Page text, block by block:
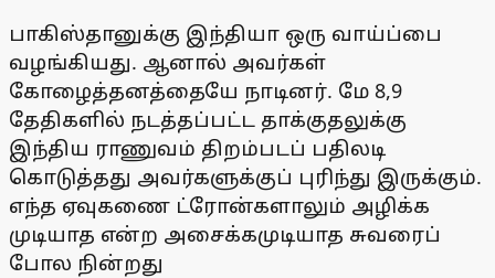
பாகிஸ்தானுக்கு இந்தியா ஒரு வாய்ப்பை
வழங்கியது. ஆனால் அவர்கள்
கோழைத்தனத்தையே நாடினர். மே 8,9
தேதிகளில் நடத்தப்பட்ட தாக்குதலுக்கு
இந்திய ராணுவம் திறம்படப் பதிலடி
கொடுத்தது அவர்களுக்குப் புரிந்து இருக்கும்.
எந்த ஏவுகணை ட்ரோன்களாலும் அழிக்க
முடியாத என்ற அசைக்கமுடியாத சுவரைப்
போல நின்றது